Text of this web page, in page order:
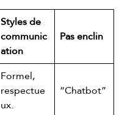
Styles de
communic
ation
Pas enclin
Formel,
respectue
ux.
“Chatbot”